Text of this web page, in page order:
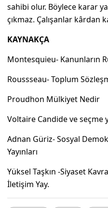
sahibi olur. Böylece karar
çıkmaz. Çalışanlar kârdan
KAYNAKÇA
Montesquieu- Kanunların
Roussseau- Toplum
Proudhon Mülkiyet Nedir
Voltaire Candide ve seçme
Adnan Güriz- Sosyal
Yayınları
Yüksel Taşkın -Siyaset
İletişim Yay.